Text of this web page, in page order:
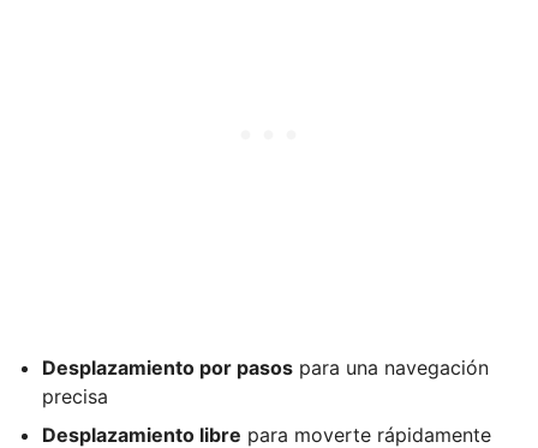
Desplazamiento por pasos para una navegación
precisa
Desplazamiento libre para moverte rápidamente